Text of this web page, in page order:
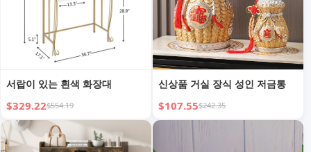
서랍이 있는 흰색 화장대
$329.22$554.19
신상품 거실 장식 성인 저금통
$107.55$242.35